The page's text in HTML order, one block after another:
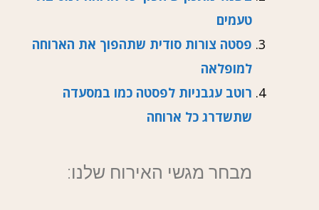
טעמים
פסטה צורות סודית שתהפוך את הארוחה
למופלאה
רוטב עגבניות לפסטה כמו במסעדה
שתשדרג כל ארוחה
מבחר מגשי האירוח שלנו: